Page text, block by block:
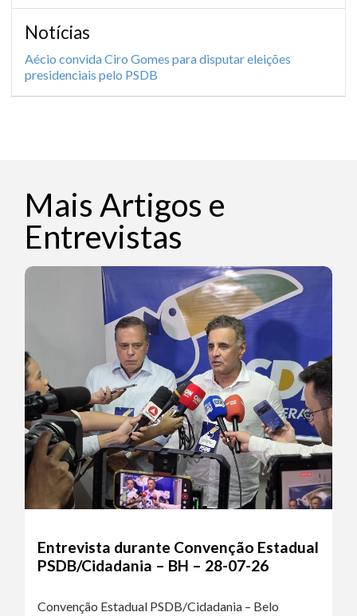
Notícias
Aécio convida Ciro Gomes para disputar eleições
presidenciais pelo PSDB
Mais Artigos e
Entrevistas
Entrevista durante Convenção Estadual
PSDB/Cidadania – BH – 28-07-26
Convenção Estadual PSDB/Cidadania – Belo